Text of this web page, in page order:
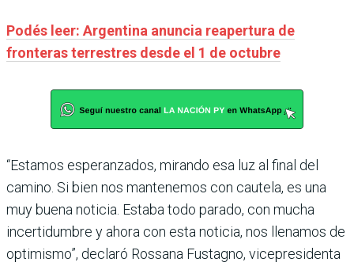
Podés leer: Argentina anuncia reapertura de
fronteras terrestres desde el 1 de octubre
“Estamos esperanzados, mirando esa luz al final del
camino. Si bien nos mantenemos con cautela, es una
muy buena noticia. Estaba todo parado, con mucha
incertidumbre y ahora con esta noticia, nos llenamos de
optimismo”, declaró Rossana Fustagno, vicepresidenta